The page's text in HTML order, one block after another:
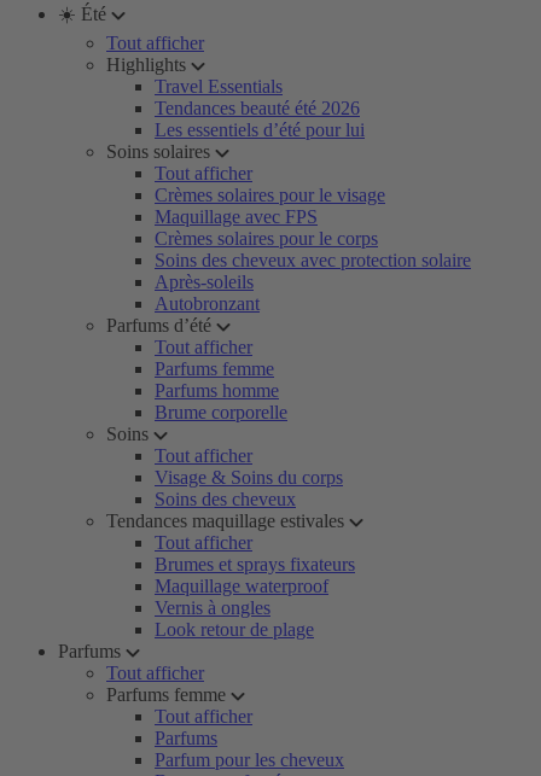
☀️ Été
Tout afficher
Highlights
Travel Essentials
Tendances beauté été 2026
Les essentiels d’été pour lui
Soins solaires
Tout afficher
Crèmes solaires pour le visage
Maquillage avec FPS
Crèmes solaires pour le corps
Soins des cheveux avec protection solaire
Après-soleils
Autobronzant
Parfums d’été
Tout afficher
Parfums femme
Parfums homme
Brume corporelle
Soins
Tout afficher
Visage & Soins du corps
Soins des cheveux
Tendances maquillage estivales
Tout afficher
Brumes et sprays fixateurs
Maquillage waterproof
Vernis à ongles
Look retour de plage
Parfums
Tout afficher
Parfums femme
Tout afficher
Parfums
Parfum pour les cheveux